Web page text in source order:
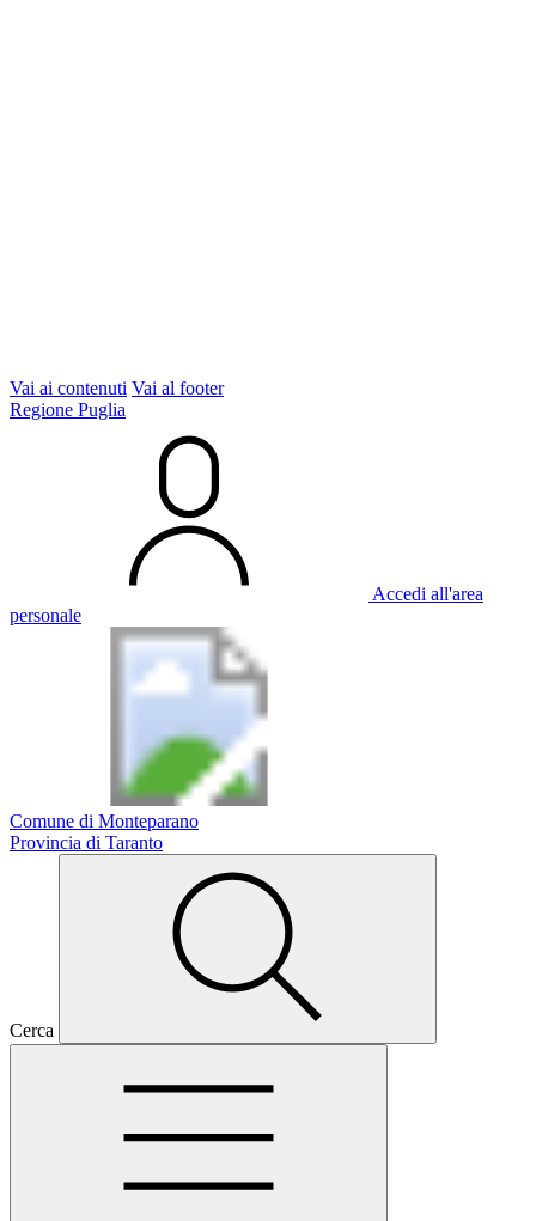
Vai ai contenuti Vai al footer
Regione Puglia
Accedi all'area
personale
Comune di Monteparano
Provincia di Taranto
Cerca